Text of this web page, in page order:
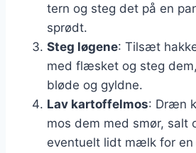
tern og steg det på en
sprødt.
Steg løgene: Tilsæt
med flæsket og steg
bløde og gyldne.
Lav kartoffelmos: Dræn
mos dem med smør, salt
eventuelt lidt mælk for en